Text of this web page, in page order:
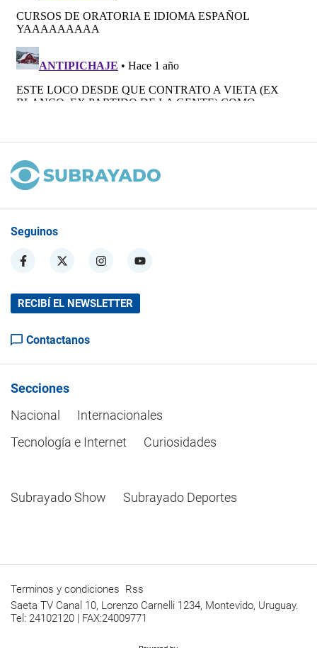
Seguinos
RECIBÍ EL NEWSLETTER
Contactanos
Secciones
Nacional
Internacionales
Tecnología e Internet
Curiosidades
Subrayado Show Subrayado Deportes
Terminos y condiciones Rss
Saeta TV Canal 10, Lorenzo Carnelli 1234, Montevido, Uruguay.
Tel: 24102120 | FAX:24009771